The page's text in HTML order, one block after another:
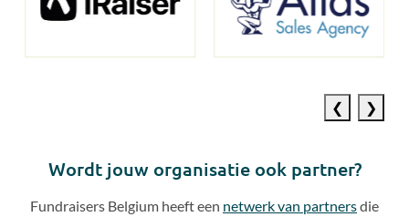
Wordt jouw organisatie ook partner?
Fundraisers Belgium heeft een netwerk van partnersdie